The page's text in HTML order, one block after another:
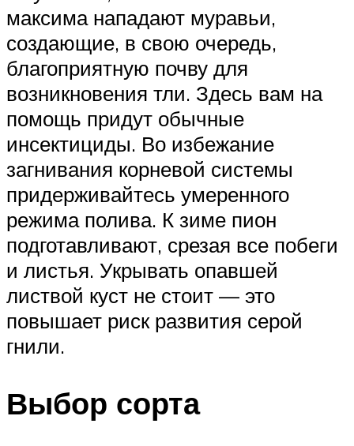
максима нападают муравьи,
создающие, в свою очередь,
благоприятную почву для
возникновения тли. Здесь вам на
помощь придут обычные
инсектициды. Во избежание
загнивания корневой системы
придерживайтесь умеренного
режима полива. К зиме пион
подготавливают, срезая все побеги
и листья. Укрывать опавшей
листвой куст не стоит — это
повышает риск развития серой
гнили.
Выбор сорта